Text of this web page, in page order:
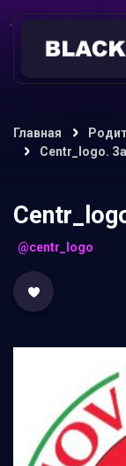
Главная
Centr_logo.
@centr_logo